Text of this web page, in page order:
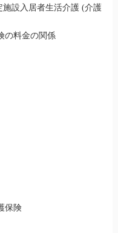
施設入居者生活介護 (介護
の料金の関係
保険